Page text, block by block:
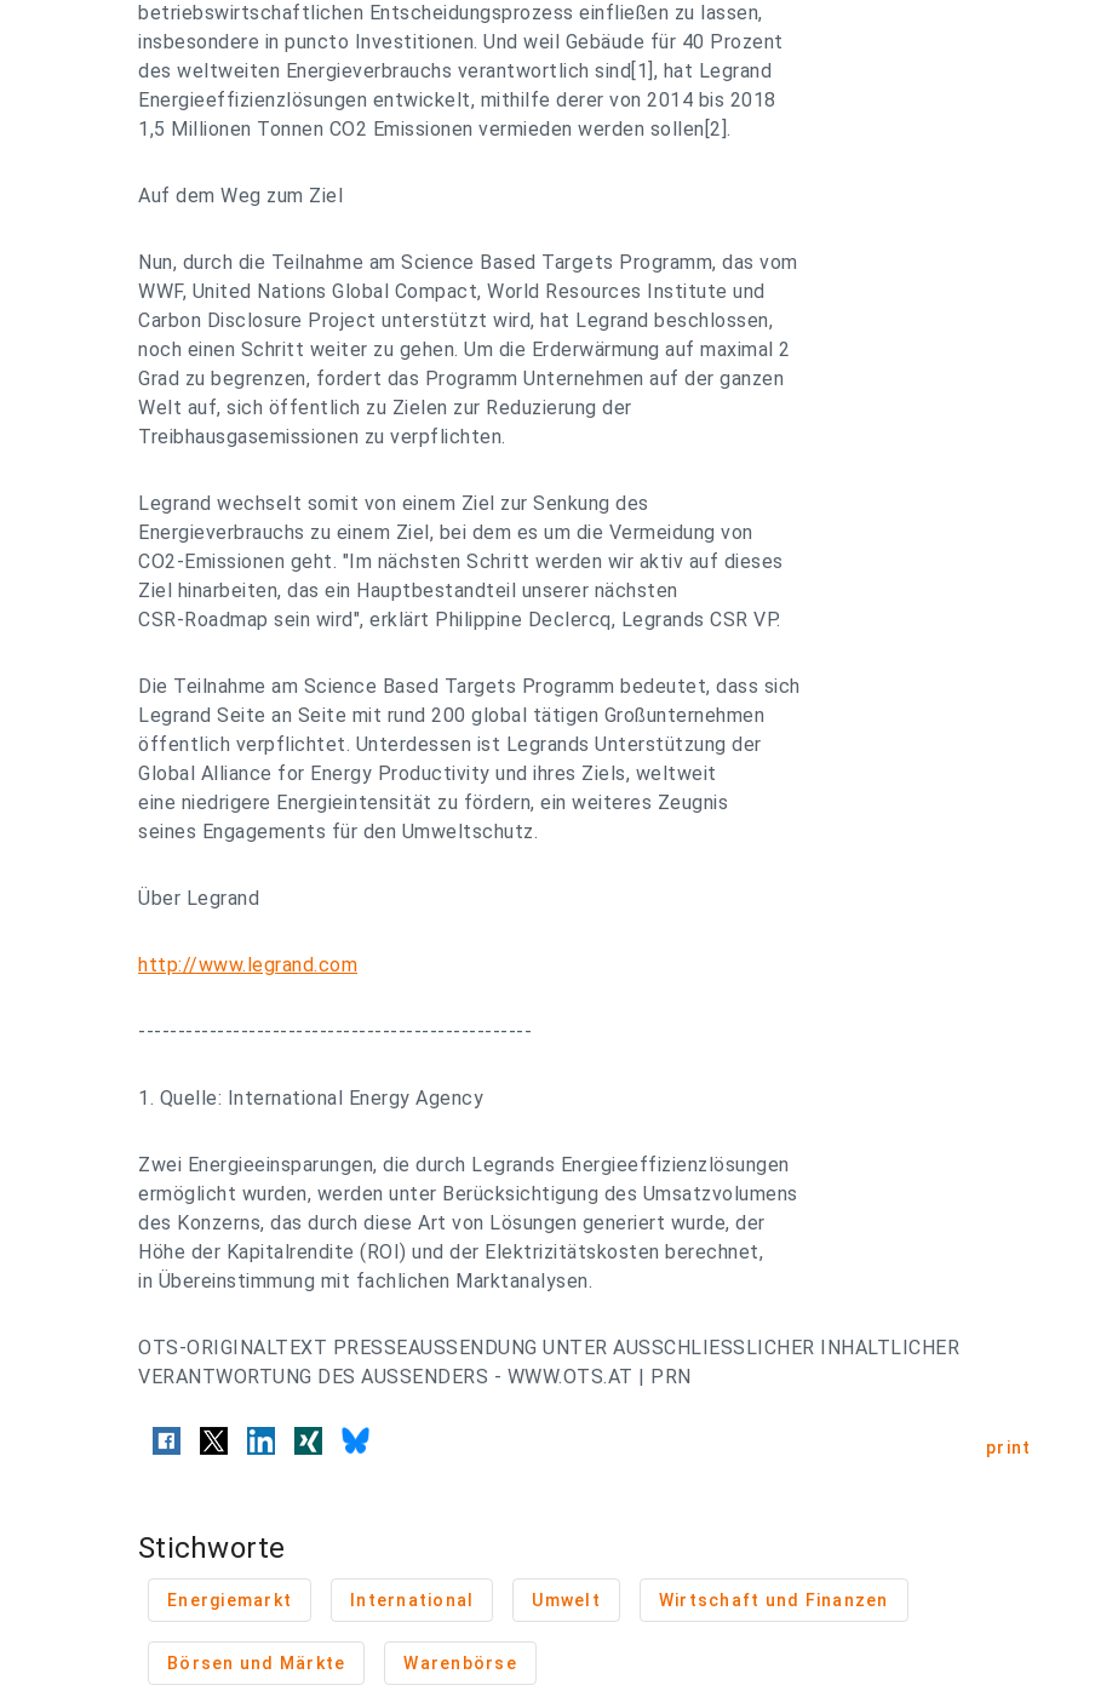
betriebswirtschaftlichen Entscheidungsprozess einfließen zu lassen,
insbesondere in puncto Investitionen. Und weil Gebäude für 40 Prozent
des weltweiten Energieverbrauchs verantwortlich sind[1], hat Legrand
Energieeffizienzlösungen entwickelt, mithilfe derer von 2014 bis 2018
1,5 Millionen Tonnen CO2 Emissionen vermieden werden sollen[2].
Auf dem Weg zum Ziel
Nun, durch die Teilnahme am Science Based Targets Programm, das vom
WWF, United Nations Global Compact, World Resources Institute und
Carbon Disclosure Project unterstützt wird, hat Legrand beschlossen,
noch einen Schritt weiter zu gehen. Um die Erderwärmung auf maximal 2
Grad zu begrenzen, fordert das Programm Unternehmen auf der ganzen
Welt auf, sich öffentlich zu Zielen zur Reduzierung der
Treibhausgasemissionen zu verpflichten.
Legrand wechselt somit von einem Ziel zur Senkung des
Energieverbrauchs zu einem Ziel, bei dem es um die Vermeidung von
CO2-Emissionen geht. "Im nächsten Schritt werden wir aktiv auf dieses
Ziel hinarbeiten, das ein Hauptbestandteil unserer nächsten
CSR-Roadmap sein wird", erklärt Philippine Declercq, Legrands CSR VP.
Die Teilnahme am Science Based Targets Programm bedeutet, dass sich
Legrand Seite an Seite mit rund 200 global tätigen Großunternehmen
öffentlich verpflichtet. Unterdessen ist Legrands Unterstützung der
Global Alliance for Energy Productivity und ihres Ziels, weltweit
eine niedrigere Energieintensität zu fördern, ein weiteres Zeugnis
seines Engagements für den Umweltschutz.
Über Legrand
http://www.legrand.com
--------------------------------------------------
1. Quelle: International Energy Agency
Zwei Energieeinsparungen, die durch Legrands Energieeffizienzlösungen
ermöglicht wurden, werden unter Berücksichtigung des Umsatzvolumens
des Konzerns, das durch diese Art von Lösungen generiert wurde, der
Höhe der Kapitalrendite (ROI) und der Elektrizitätskosten berechnet,
in Übereinstimmung mit fachlichen Marktanalysen.
OTS-ORIGINALTEXT PRESSEAUSSENDUNG UNTER AUSSCHLIESSLICHER INHALTLICHER
VERANTWORTUNG DES AUSSENDERS - WWW.OTS.AT | PRN
print
Stichworte
Energiemarkt International Umwelt Wirtschaft und Finanzen
Börsen und Märkte Warenbörse